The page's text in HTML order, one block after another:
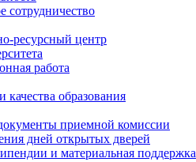
сотрудничество
ресурсный центр
работа
качества образования
приемной комиссии
дней открытых дверей
и материальная поддержка